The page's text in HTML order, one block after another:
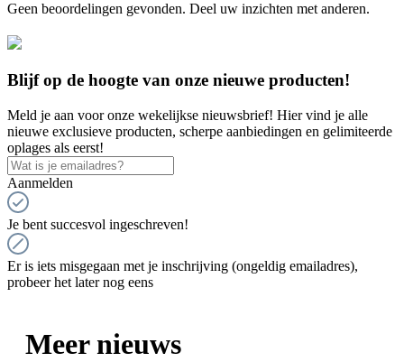
Geen beoordelingen gevonden. Deel uw inzichten met anderen.
Blijf op de hoogte van onze nieuwe producten!
Meld je aan voor onze wekelijkse nieuwsbrief! Hier vind je alle
nieuwe exclusieve producten, scherpe aanbiedingen en gelimiteerde
oplages als eerst!
Aanmelden
Je bent succesvol ingeschreven!
Er is iets misgegaan met je inschrijving (ongeldig emailadres),
probeer het later nog eens
Meer nieuws